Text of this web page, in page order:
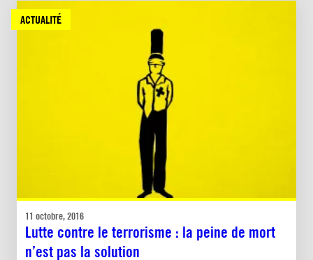
ACTUALITÉ
11 octobre, 2016
Lutte contre le terrorisme : la peine de mort
n’est pas la solution